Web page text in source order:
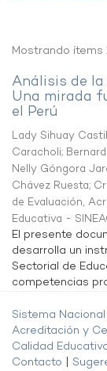
Mostrando ítems
Análisis de
Una mirada
el Perú
Lady Sihuay
Caracholi;
Nelly Góngora
Chávez Ruesta;
de Evaluación,
Educativa -
El presente
desarrolla un
Sectorial de
competencias
Sistema Nacional
Acreditación y
Calidad
Contacto